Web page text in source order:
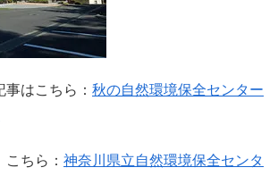
はこちら： 秋の自然環境保全センター
ちら： 神奈川県立自然環境保全センタ